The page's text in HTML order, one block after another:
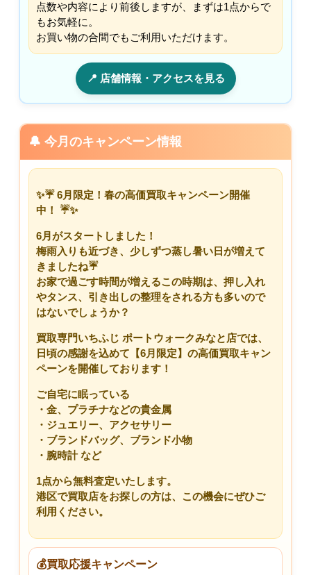
点数や内容により前後しますが、まずは1点からで
もお気軽に。
お買い物の合間でもご利用いただけます。
📍 店舗情報・アクセスを見る
🔔 今月のキャンペーン情報
✨☔ 6月限定！春の高価買取キャンペーン開催
中！
☔✨
6月がスタートしました！
梅雨入りも近づき、少しずつ蒸し暑い日が増えて
きましたね☔
お家で過ごす時間が増えるこの時期は、押し入れ
やタンス、引き出しの整理をされる方も多いので
はないでしょうか？
買取専門いちふじ ポートウォークみなと店では、
日頃の感謝を込めて 【6月限定】の高価買取キャン
ペーンを開催しております！
ご自宅に眠っている
・金、プラチナなどの貴金属
・ジュエリー、アクセサリー
・ブランドバッグ、ブランド小物
・腕時計 など
1点から無料査定いたします。
港区で買取店をお探しの方は、この機会にぜひご
利用ください。
💰買取応援キャンペーン